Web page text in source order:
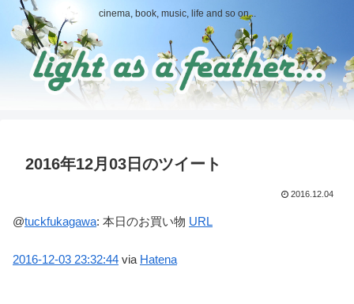
cinema, book, music, life and so on...
2016年12月03日のツイート
2016.12.04
@tuckfukagawa: 本日のお買い物 URL
2016-12-03 23:32:44 via Hatena